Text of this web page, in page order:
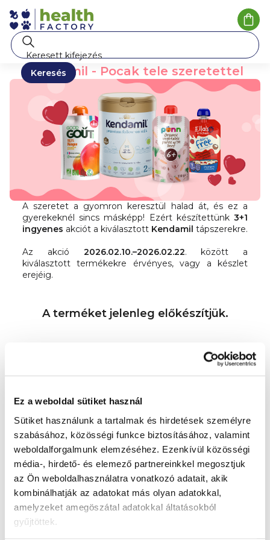
Ez a weboldal sütiket használ
Sütiket használunk a tartalmak és hirdetések személyre
szabásához, közösségi funkce biztosításához, valamint
weboldalforgalmunk elemzéséhez. Ezenkívül közösségi
média-, hirdető- és elemező partnereinkkel megosztjuk
az Ön weboldalhasználatra vonatkozó adatait, akik
kombinálhatják az adatokat más olyan adatokkal,
amelyzeket amegöszátal adatokkal áltatásokból
gyűjtöttek.
tartalomhoz
Keresés
Kendamil - Pocak tele szeretettel
A szeretet a gyomron keresztül halad át, és ez a
gyerekeknél sincs másképp! Ezért készítettünk3+1
ingyenes akciót a kiválasztott Kendamil tápszerekre.
Az akció 2026.02.10.–2026.02.22. között a
kiválasztott termékekre érvényes, vagy a készlet
erejéig.
A terméket jelenleg előkészítjük.
De a többi kategóriát is megtekintheti.
Vásárlás folytatása
Hivatalos webáruház
A Kendamil, a Ella's Kitchen, a Good Goutés, a